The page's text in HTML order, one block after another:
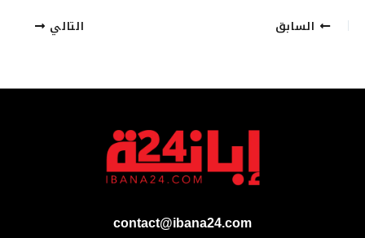
السابق التالي
contact@ibana24.com